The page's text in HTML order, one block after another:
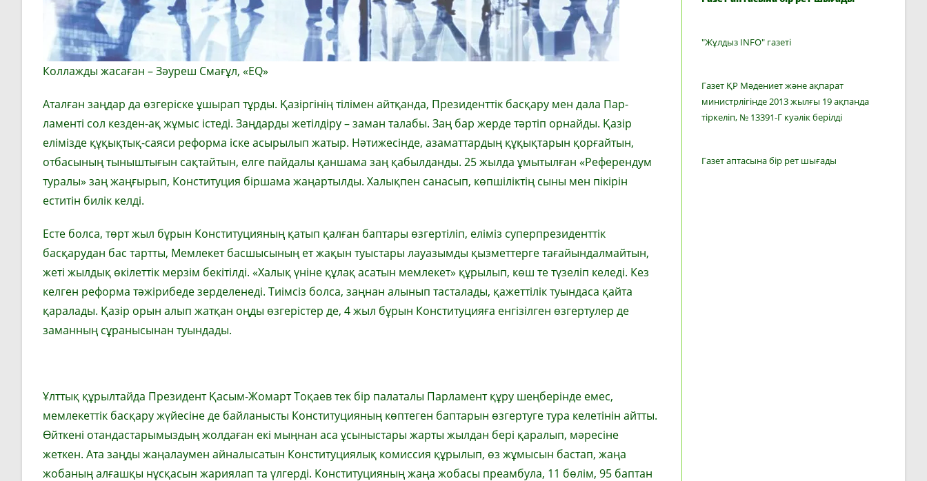
Коллажды жасаған – Зәуреш Смағұл, «ЕQ»
Аталған заңдар да өзгеріске ұшы­рап тұрды. Қазіргінің тілімен айт­қанда, Президенттік басқару мен дала Пар­
ламенті сол кезден-ақ жұмыс істеді. Заң­дарды жетілдіру – заман талабы. Заң бар жерде тәртіп орнайды. Қазір
елімізде құ­қық­тық-саяси реформа іске асы­рылып жа­тыр. Нәтижесінде, азамат­тардың құқық­тарын қорғайтын,
отбасының тыныш­тығын сақтайтын, елге пайдалы қан­шама заң қабылданды. 25 жылда ұмы­тылған «Референдум
туралы» заң жаң­ғырып, Конституция бірша­ма жаңар­тылды. Халықпен санасып, көп­ші­ліктің сыны мен пікірін
еститін билік келді.
Есте болса, төрт жыл бұрын Конститу­цияның қатып қалған баптары өзгертіліп, еліміз суперпрезиденттік
басқарудан бас тартты, Мемлекет басшысының ет жақын туыстары лауазымды қызметтер­ге тағайындалмайтын,
жеті жылдық өкі­лет­тік мерзім бекітілді. «Халық үніне құлақ асатын мемлекет» құрылып, көш те түзе­ліп келеді. Кез
келген реформа тәжі­рибеде зерделенеді. Тиімсіз болса, заңнан алынып тасталады, қажеттілік туындаса қайта
қаралады. Қазір орын алып жатқан оңды өзгерістер де, 4 жыл бұрын Конституцияға енгізілген өзгертулер де
заманның сұранысынан туындады.
Ұлттық құрылтайда Президент Қасым-Жомарт Тоқаев тек бір палаталы Парламент құру шеңберінде емес,
мемлекеттік басқару жүйесіне де байланысты Конституцияның көптеген бап­тарын өзгертуге тура келетінін айтты.
Өйткені отандастарымыздың жол­даған екі мыңнан аса ұсыныстары жарты жылдан бері қаралып, мәресіне
жеткен. Ата заңды жаңалаумен айналысатын Конституциялық комиссия құрылып, өз жұмысын бастап, жаңа
жобаның алғашқы нұсқасын жариялап та үлгерді. Конституцияның жаңа жобасы преамбула, 11 бөлім, 95 баптан
"Жұлдыз INFO" газеті
Газет ҚР Мәдениет және ақпарат
министрлігінде 2013 жылғы 19 ақпанда
тіркеліп, № 13391-Г куәлік берілді
Газет аптасына бір рет шығады